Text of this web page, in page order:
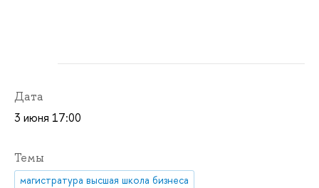
Дата
3 июня 17:00
Темы
магистратура высшая школа бизнеса